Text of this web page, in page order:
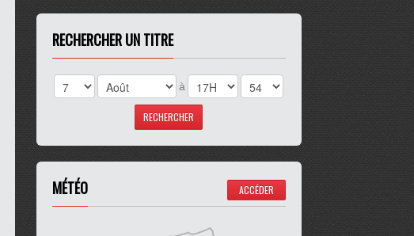
RECHERCHER UN TITRE
à
MÉTÉO ACCÉDER